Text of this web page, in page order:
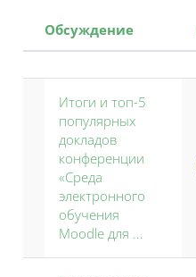
Статус
Обсуждение
Итоги и топ-5
популярных
докладов
конференции
«Среда
электронного
обучения
Moodle для ...